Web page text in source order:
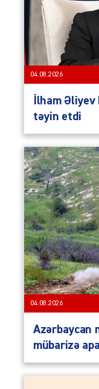
04.08.2026
İlham Əliyev
təyin etdi
04.08.2026
Azərbaycan
mübarizə